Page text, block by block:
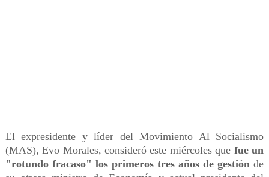
El expresidente y líder del Movimiento Al Socialismo
(MAS), Evo Morales, consideró este miércoles que fue un
"rotundo fracaso" los primeros tres años de gestión de